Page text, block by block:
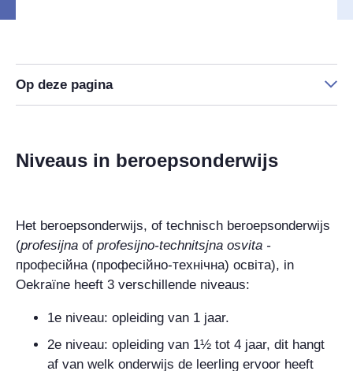
Op deze pagina
Niveaus in beroepsonderwijs
Het beroepsonderwijs, of technisch beroepsonderwijs
(profesijna of profesijno-technitsjna osvita -
професійнa (професійно-технічнa) освітa), in
Oekraïne heeft 3 verschillende niveaus:
1e niveau: opleiding van 1 jaar.
2e niveau: opleiding van 1½ tot 4 jaar, dit hangt
af van welk onderwijs de leerling ervoor heeft